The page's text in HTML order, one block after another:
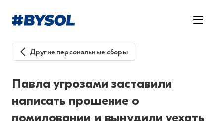
Другие персональные сборы
Павла угрозами заставили
написать прошение о
помиловании и вынудили уехать